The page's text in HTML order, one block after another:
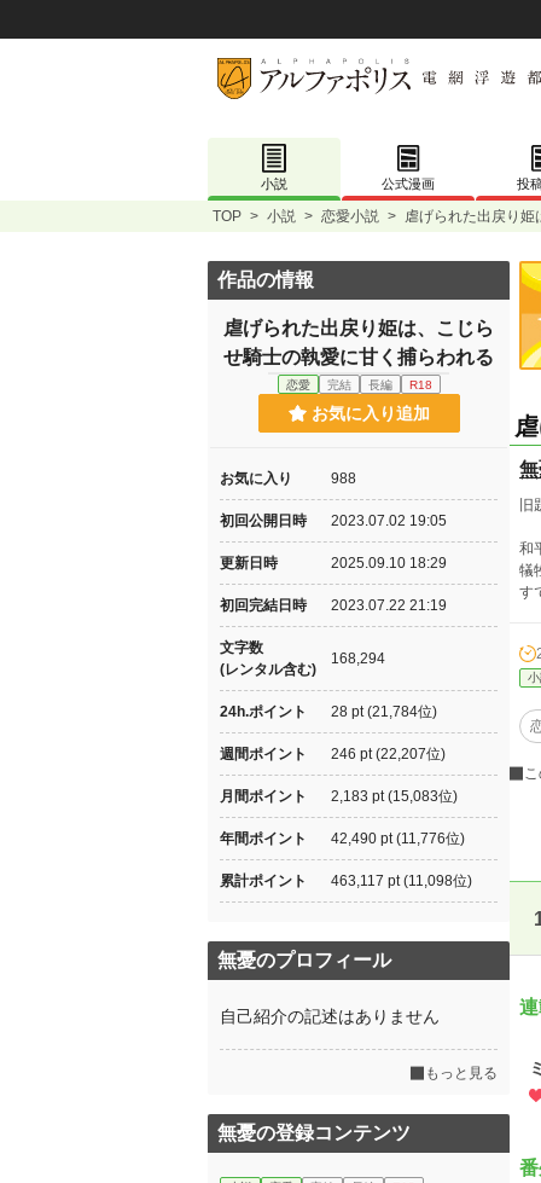
小説 公式漫画 投
TOP > 小説 > 恋愛小説 > 虐げられた出戻り
和
犠
す
作品の情報
虐げられた出戻り姫は、こじら
せ騎士の執愛に甘く捕らわれる
恋愛 完結 長編 R18
お気に入り追加
お気に入り 988
初回公開日時 2023.07.02 19:05
更新日時 2025.09.10 18:29
初回完結日時 2023.07.22 21:19
文字数
(レンタル含む)
168,294
24h.ポイント 28 pt (21,784位)
週間ポイント 246 pt (22,207位)
月間ポイント 2,183 pt (15,083位)
年間ポイント 42,490 pt (11,776位)
累計ポイント 463,117 pt (11,098位)
無憂のプロフィール
自己紹介の記述はありません
もっと見る
無憂の登録コンテンツ